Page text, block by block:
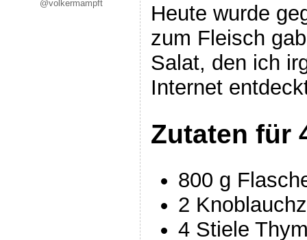
Heute wurde
zum Fleisch
Salat, den ich
Internet
Zutaten für
800 g
2
4 Stiele